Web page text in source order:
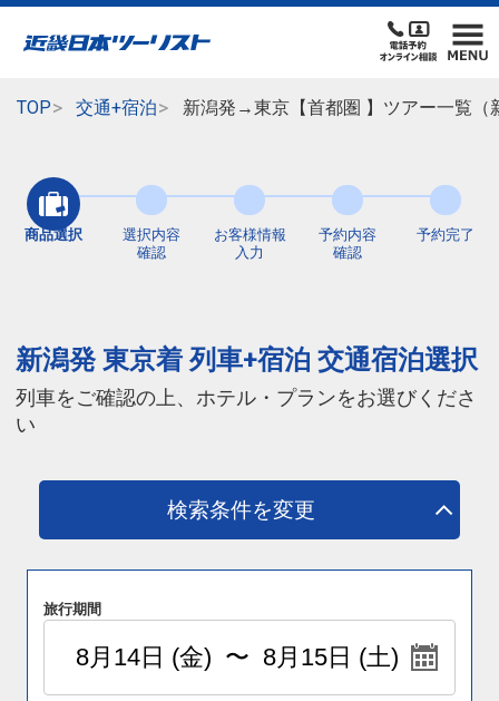
TOP 交通+宿泊 新潟発→東京【首都圏 】ツアー一覧（
商品選択
選択内容
確認
お客様情報
入力
予約内容
確認
予約完了
新潟発 東京着 列車+宿泊 交通宿泊選択
列車をご確認の上、ホテル・プランをお選びくださ
い
検索条件を変更
旅行期間